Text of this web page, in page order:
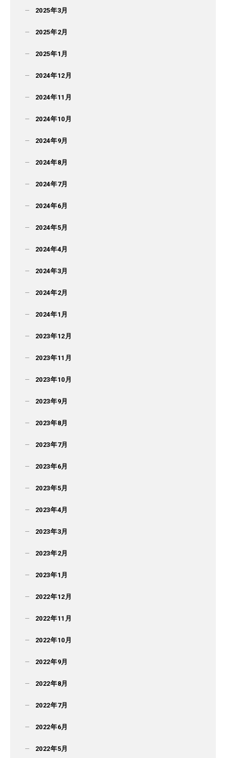
2025年3月
2025年2月
2025年1月
2024年12月
2024年11月
2024年10月
2024年9月
2024年8月
2024年7月
2024年6月
2024年5月
2024年4月
2024年3月
2024年2月
2024年1月
2023年12月
2023年11月
2023年10月
2023年9月
2023年8月
2023年7月
2023年6月
2023年5月
2023年4月
2023年3月
2023年2月
2023年1月
2022年12月
2022年11月
2022年10月
2022年9月
2022年8月
2022年7月
2022年6月
2022年5月